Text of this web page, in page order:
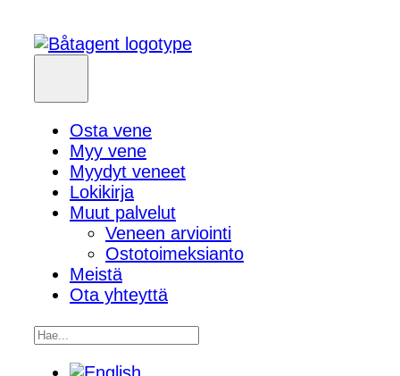
Osta vene
Myy vene
Myydyt veneet
Lokikirja
Muut palvelut
Veneen arviointi
Ostotoimeksianto
Meistä
Ota yhteyttä